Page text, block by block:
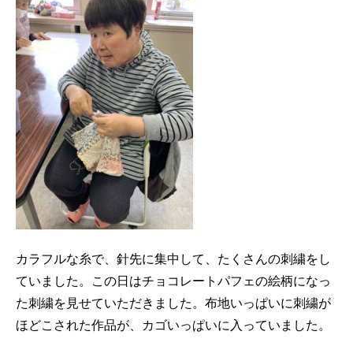
カラフルな糸で、針先に集中して、たくさんの刺繍をし
ていました。この日はチョコレートパフェの絵柄になっ
た刺繍を見せていただきました。布地いっぱいに刺繍が
ほどこされた作品が、カゴいっぱいに入っていました。